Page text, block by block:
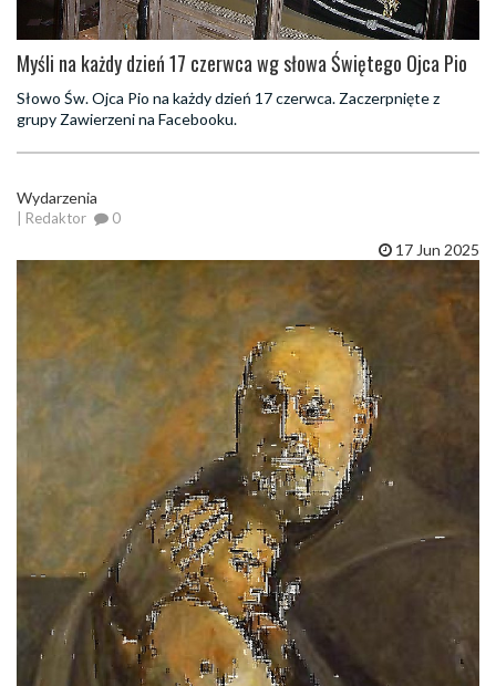
Myśli na każdy dzień 17 czerwca wg słowa Świętego Ojca Pio
Słowo Św. Ojca Pio na każdy dzień 17 czerwca. Zaczerpnięte z
grupy Zawierzeni na Facebooku.
Wydarzenia
| Redaktor 0
17 Jun 2025